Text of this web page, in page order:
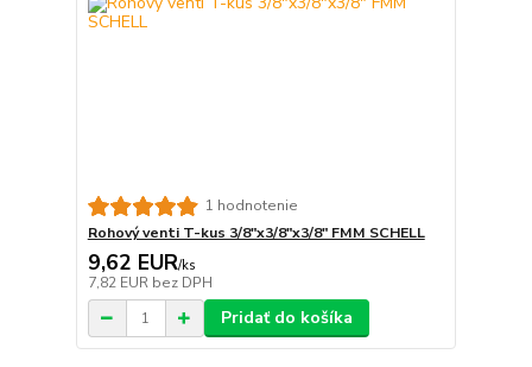
1 hodnotenie
Rohový venti T-kus 3/8"x3/8"x3/8" FMM SCHELL
9,62 EUR/ks
7,82 EUR bez DPH
Pridať do košíka